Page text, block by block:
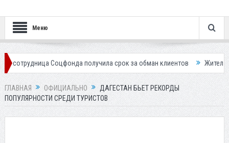
Меню
Соцфонда получила срок за обман клиентов Жителей Дагестана
ГЛАВНАЯ ОФИЦИАЛЬНО
ДАГЕСТАН БЬЕТ РЕКОРДЫ
ПОПУЛЯРНОСТИ СРЕДИ ТУРИСТОВ